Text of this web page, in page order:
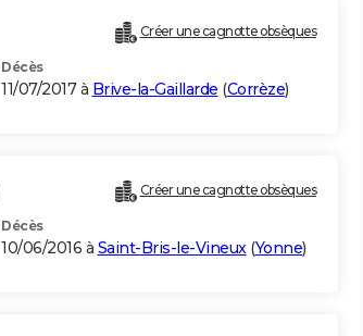
Créer une cagnotte obsèques
Décès
11/07/2017 à Brive-la-Gaillarde (Corrèze)
Créer une cagnotte obsèques
Décès
10/06/2016 à Saint-Bris-le-Vineux(Yonne)